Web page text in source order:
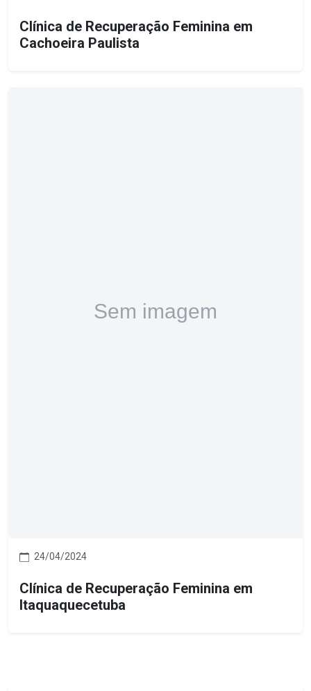
Clínica de Recuperação Feminina em
Cachoeira Paulista
24/04/2024
Clínica de Recuperação Feminina em
Itaquaquecetuba